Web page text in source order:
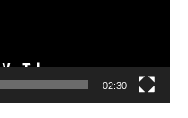
02:30